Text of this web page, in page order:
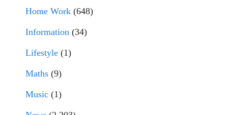
Home Work (648)
Information (34)
Lifestyle (1)
Maths (9)
Music (1)